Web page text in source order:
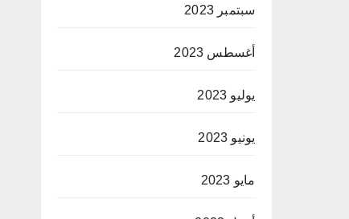
سبتمبر 2023
أغسطس 2023
يوليو 2023
يونيو 2023
مايو 2023